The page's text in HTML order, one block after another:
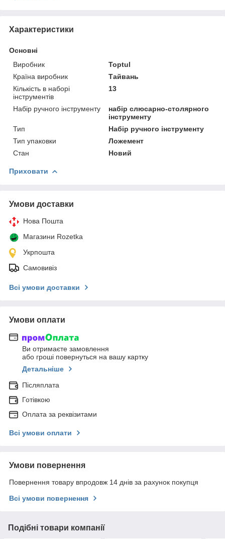
Характеристики
Основні
Виробник
Toptul
Країна виробник
Тайвань
Кількість в наборі
інструментів
13
Набір ручного інструменту
набір слюсарно-столярного
інструменту
Тип
Набір ручного інструменту
Тип упаковки
Ложемент
Стан
Новий
Приховати
Умови доставки
Нова Пошта
Магазини Rozetka
Укрпошта
Самовивіз
Всі умови доставки
Умови оплати
Ви отримаєте замовлення
або гроші повернуться на вашу картку
Детальніше
Післяплата
Готівкою
Оплата за реквізитами
Всі умови оплати
Умови повернення
Повернення товару впродовж 14 днів за рахунок покупця
Всі умови повернення
Подібні товари компанії